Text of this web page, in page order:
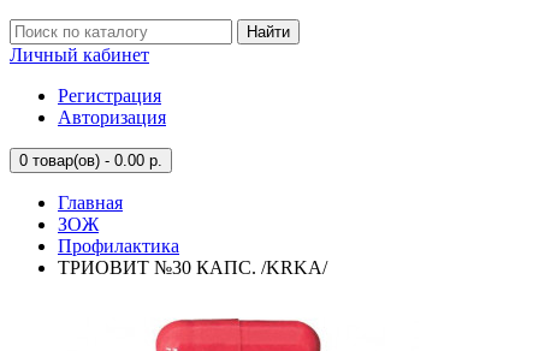
Найти
Личный кабинет
Регистрация
Авторизация
0 товар(ов) - 0.00 р.
Главная
ЗОЖ
Профилактика
ТРИОВИТ №30 КАПС. /KRKA/